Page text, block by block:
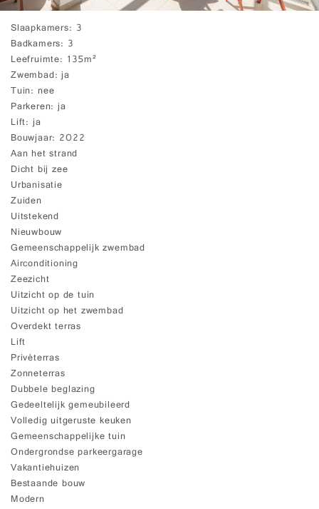
Slaapkamers 3
Badkamers 3
Leefruimte 135m²
Zwembad ja
Tuin nee
Parkeren ja
Lift ja
Bouwjaar 2022
Aan het strand
Dicht bij zee
Urbanisatie
Zuiden
Uitstekend
Nieuwbouw
Gemeenschappelijk zwembad
Airconditioning
Zeezicht
Uitzicht op de tuin
Uitzicht op het zwembad
Overdekt terras
Lift
Privéterras
Zonneterras
Dubbele beglazing
Gedeeltelijk gemeubileerd
Volledig uitgeruste keuken
Gemeenschappelijke tuin
Ondergrondse parkeergarage
Vakantiehuizen
Bestaande bouw
Modern